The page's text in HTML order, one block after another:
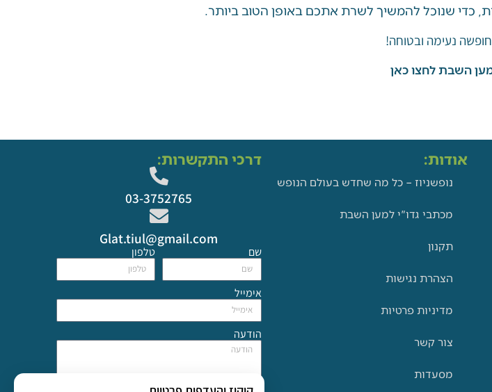
כדי שנוכל להמשיך לשרת אתכם באופן הטוב ביותר.
נעימה ובטוחה!
השבת לחצו כאן
אודות:
נופשניוז – כל מה שחדש בעולם הנופש
מכתבי גדו"י למען השבת
תקנון
הצהרת נגישות
מדיניות פרטיות
צור קשר
מסעדות
דרכי התקשרות:
03-3752765
Glat.tiul@gmail.com
שם טלפון
אימייל
הודעה